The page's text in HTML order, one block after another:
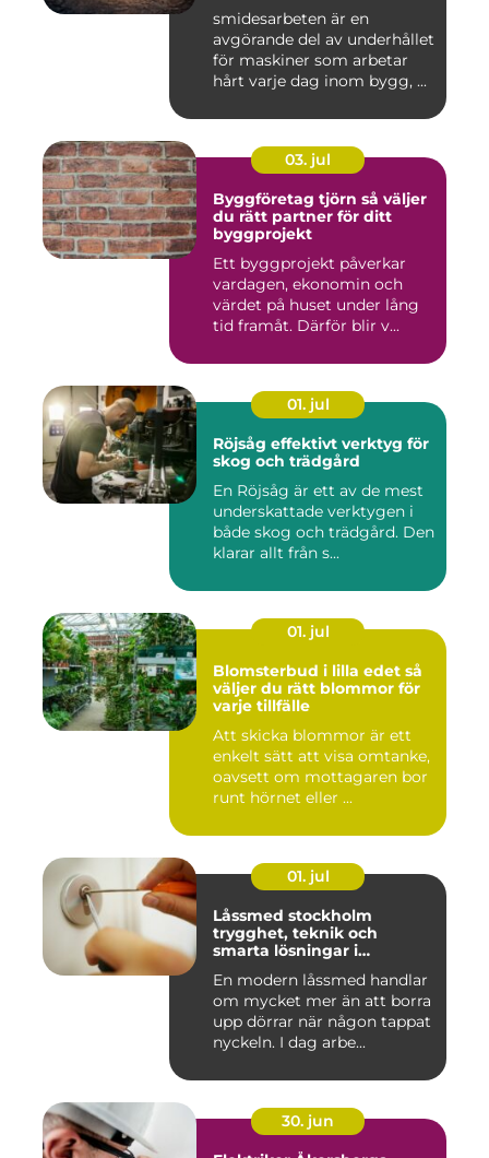
smidesarbeten är en
avgörande del av underhållet
för maskiner som arbetar
hårt varje dag inom bygg, ...
03. jul
Byggföretag tjörn så väljer
du rätt partner för ditt
byggprojekt
Ett byggprojekt påverkar
vardagen, ekonomin och
värdet på huset under lång
tid framåt. Därför blir v...
01. jul
Röjsåg effektivt verktyg för
skog och trädgård
En Röjsåg är ett av de mest
underskattade verktygen i
både skog och trädgård. Den
klarar allt från s...
01. jul
Blomsterbud i lilla edet så
väljer du rätt blommor för
varje tillfälle
Att skicka blommor är ett
enkelt sätt att visa omtanke,
oavsett om mottagaren bor
runt hörnet eller ...
01. jul
Låssmed stockholm
trygghet, teknik och
smarta lösningar i
En modern låssmed handlar
om mycket mer än att borra
upp dörrar när någon tappat
nyckeln. I dag arbe...
30. jun